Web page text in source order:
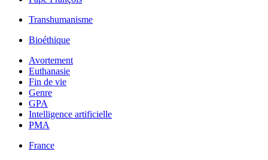
Transhumanisme
Bioéthique
Avortement
Euthanasie
Fin de vie
Genre
GPA
Intelligence artificielle
PMA
France